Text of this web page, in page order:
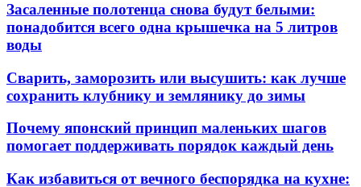
Засаленные полотенца снова будут белыми:
понадобится всего одна крышечка на 5 литров
воды
Сварить, заморозить или высушить: как лучше
сохранить клубнику и землянику до зимы
Почему японский принцип маленьких шагов
помогает поддерживать порядок каждый день
Как избавиться от вечного беспорядка на кухне: